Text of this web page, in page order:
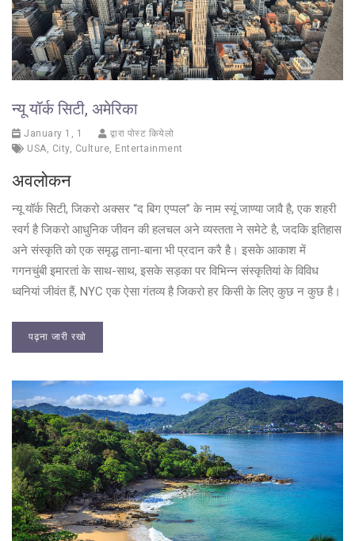
न्यू यॉर्क सिटी, अमेरिका
January 1, 1
द्वारा पोस्ट कियेलो
USA, City, Culture, Entertainment
अवलोकन
न्यू यॉर्क सिटी, जिकरो अक्सर “द बिग एप्पल” के नाम स्यूं जाण्या जावै है, एक शहरी
स्वर्ग है जिकरो आधुनिक जीवन की हलचल अने व्यस्तता ने समेटे है, जदकि इतिहास
अने संस्कृति को एक समृद्ध ताना-बाना भी प्रदान करै है। इसके आकाश में
गगनचुंबी इमारतां के साथ-साथ, इसके सड़का पर विभिन्न संस्कृतियां के विविध
ध्वनियां जीवंत हैं, NYC एक ऐसा गंतव्य है जिकरो हर किसी के लिए कुछ न कुछ है।
पढ़ना जारी रखो